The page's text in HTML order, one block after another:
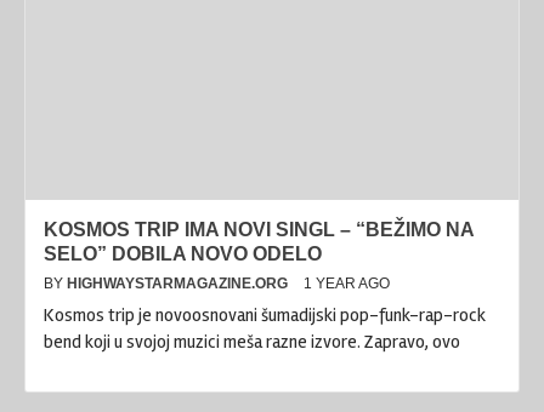
KOSMOS TRIP IMA NOVI SINGL – “BEŽIMO NA
SELO” DOBILA NOVO ODELO
BY HIGHWAYSTARMAGAZINE.ORG 1 YEAR AGO
Kosmos trip je novoosnovani šumadijski pop-funk-rap-rock
bend koji u svojoj muzici meša razne izvore. Zapravo, ovo